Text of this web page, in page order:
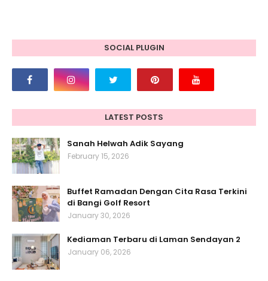
SOCIAL PLUGIN
LATEST POSTS
Sanah Helwah Adik Sayang
February 15, 2026
Buffet Ramadan Dengan Cita Rasa Terkini
di Bangi Golf Resort
January 30, 2026
Kediaman Terbaru di Laman Sendayan 2
January 06, 2026